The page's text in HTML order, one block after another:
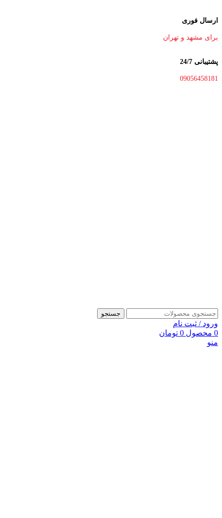
ارسال فوری
برای مشهد و تهران
پشتیبانی 24/7
09056458181
جستجو
ورود / ثبت نام
0 محصول 0 تومان
منو